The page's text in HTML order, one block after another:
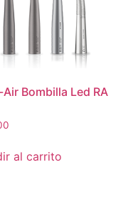
Air Bombilla Led RA
al carrito